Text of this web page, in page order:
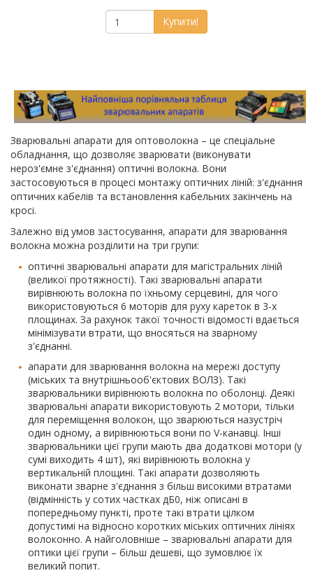
Купити!
Зварювальні апарати для оптоволокна – це спеціальне
обладнання, що дозволяє зварювати (виконувати
нероз'ємне з'єднання) оптичні волокна. Вони
застосовуються в процесі монтажу оптичних ліній: з'єднання
оптичних кабелів та встановлення кабельних закінчень на
кросі.
Залежно від умов застосування, апарати для зварювання
волокна можна розділити на три групи:
оптичні зварювальні апарати для магістральних ліній
(великої протяжності). Такі зварювальні апарати
вирівнюють волокна по їхньому серцевині, для чого
використовуються 6 моторів для руху кареток в 3-х
площинах. За рахунок такої точності відомості вдається
мінімізувати втрати, що вносяться на зварному
з'єднанні.
апарати для зварювання волокна на мережі доступу
(міських та внутрішньооб'єктових ВОЛЗ). Такі
зварювальники вирівнюють волокна по оболонці. Деякі
зварювальні апарати використовують 2 мотори, тільки
для переміщення волокон, що зварюються назустріч
один одному, а вирівнюються вони по V-канавці. Інші
зварювальники цієї групи мають два додаткові мотори (у
сумі виходить 4 шт), які вирівнюють волокна у
вертикальній площині. Такі апарати дозволяють
виконати зварне з'єднання з більш високими втратами
(відмінність у сотих частках дБ0, ніж описані в
попередньому пункті, проте такі втрати цілком
допустимі на відносно коротких міських оптичних лініях
волоконно. А найголовніше – зварювальні апарати для
оптики цієї групи – більш дешеві, що зумовлює їх
великий попит.